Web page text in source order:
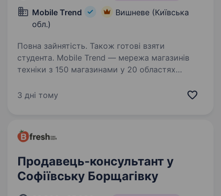
Mobile Trend
Вишневе (Київська
обл.)
Повна зайнятість. Також готові взяти
студента. Mobile Trend — мережа магазинів
техніки з 150 магазинами у 20 областях
Більше про нас — mobiletrend.com
3 дні тому
Продавець-консультант у
Софіївську Борщагівку